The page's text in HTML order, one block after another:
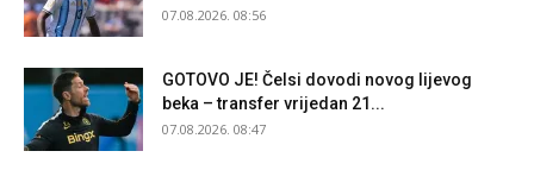
07.08.2026. 08:56
GOTOVO JE! Čelsi dovodi novog lijevog
beka – transfer vrijedan 21...
07.08.2026. 08:47